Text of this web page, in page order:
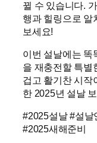
뀔 수 있습니다.
행과 힐링으로 알
보세요!
이번 설날에는 똑
을 재충전할 특별
겁고 활기찬 시작
한 2025년 설날
#2025설날 #설날
#2025새해준비